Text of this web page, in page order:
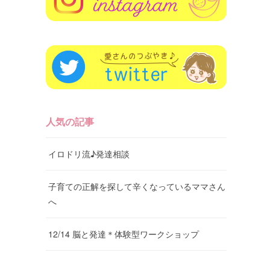
人気の記事
イロドリ流♪発達相談
子育ての正解を探して辛くなっているママさん
へ
12/14 脳と発達＊体験型ワークショップ